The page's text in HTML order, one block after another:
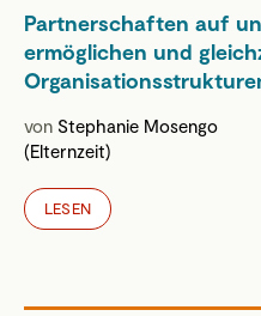
Partnerschaften auf
ermöglichen und
von Stephanie Mosengo
(Elternzeit)
LESEN